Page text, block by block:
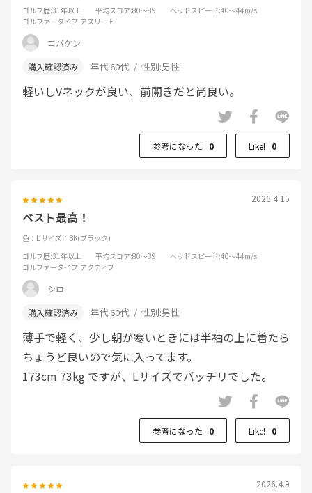
ゴルフ歴:31年以上 平均スコア:80～89 ヘッドスピード:40～44m/s
ゴルファータイプ:アスリート
コバケン
年代:60代 性別:男性
軽いしVネックが良い、前開きだと尚良い。
参考になった 0 Like! 0
2026.4.15
ベスト最高！
色：L サイズ：BK(ブラック)
ゴルフ歴:31年以上 平均スコア:80～89 ヘッドスピード:40～44m/s
ゴルファータイプ:アクティブ
シロ
年代:60代 性別:男性
薄手で軽く、少し朝が寒いときには半袖の上に着たら
ちょうど良いので気に入ってます。
173cm 73kg ですが、Lサイズでバッチリでした。
参考になった 0 Like! 0
2026.4.9